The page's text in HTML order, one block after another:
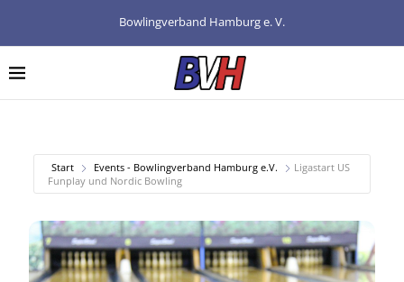
Bowlingverband Hamburg e. V.
Start Events - Bowlingverband Hamburg e.V.
Ligastart US
Funplay und Nordic Bowling